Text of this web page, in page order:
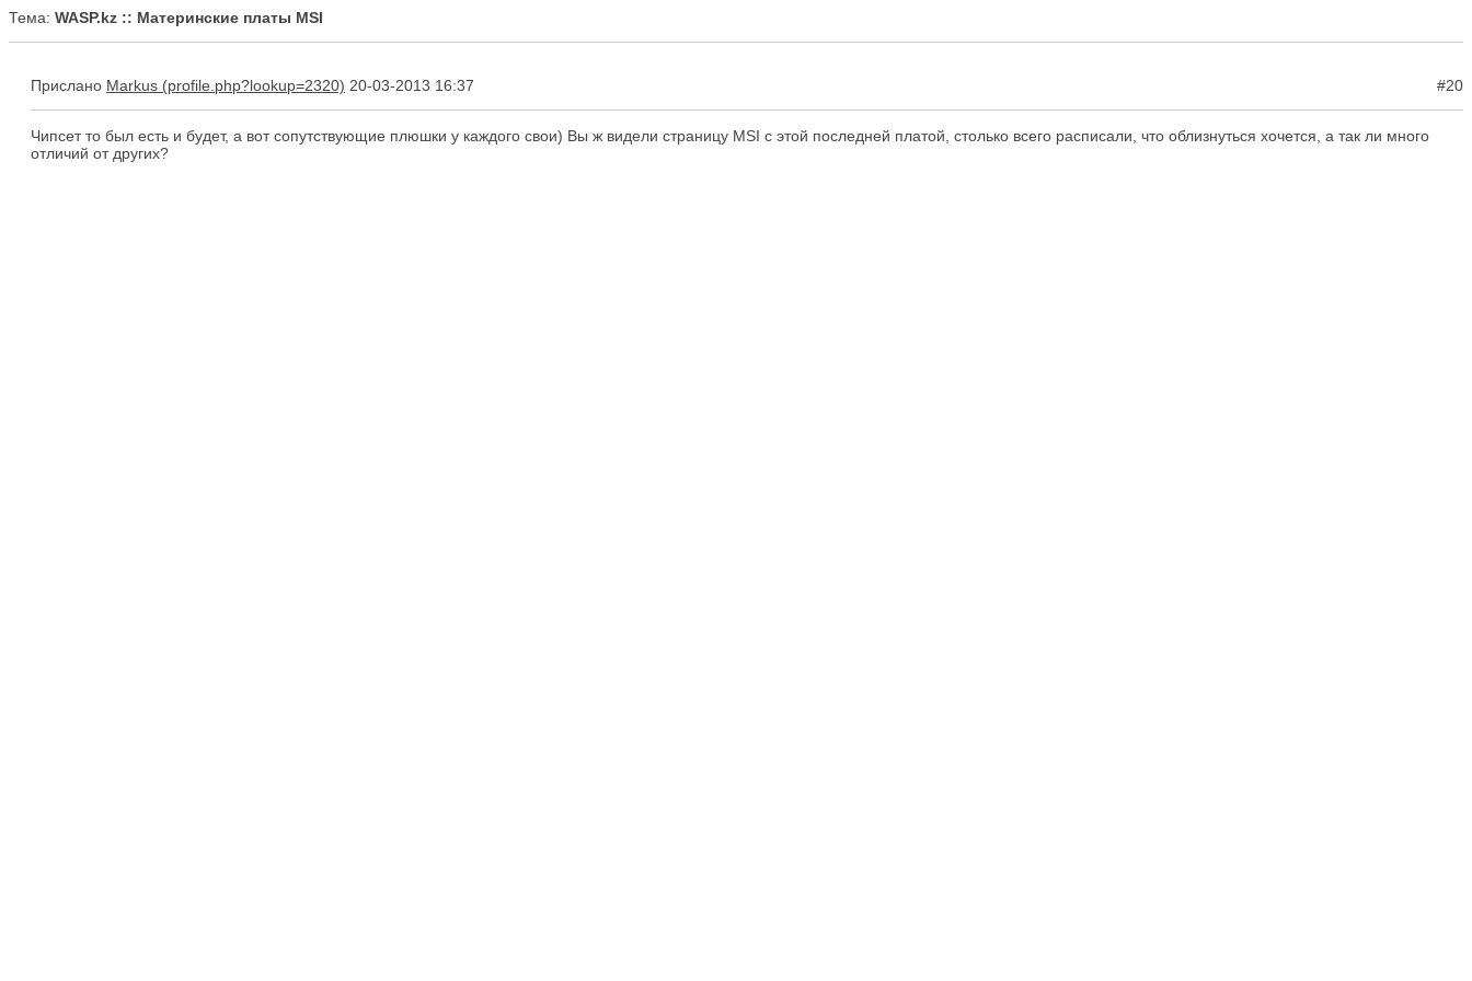
Тема: WASP.kz :: Материнские платы MSI
Прислано Markus 20-03-2013 16:37 #20
Чипсет то был есть и будет, а вот сопутствующие плюшки у каждого свои) Вы ж видели страницу MSI с этой последней платой, столько всего расписали, что облизнуться хочется, а так ли много
отличий от других?